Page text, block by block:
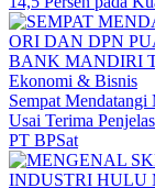
Ekonomi & Bisnis
Sempat
Usai Terima
PT BPSat